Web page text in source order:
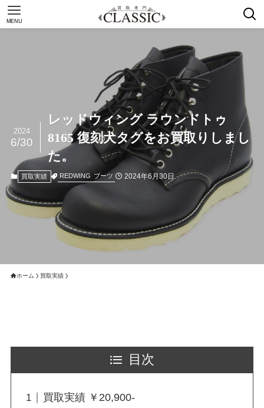
MENU
レッドウィング ラウンドトゥ
8165 復刻犬タグをお買取りしまし
た。
2024
6/30
買取実績 REDWING ブーツ 2024年6月30日
ホーム 買取実績
目次
買取実績 ￥20,900-